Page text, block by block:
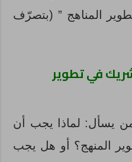
المناهج ” (بتصرّف
في تطوير
يسأل: لماذا يجب أن
المنهج؟ أو هل يجب